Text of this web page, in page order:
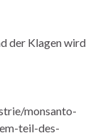
der Klagen wird
monsanto-
teil-des-